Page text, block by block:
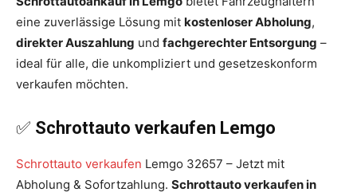
eine zuverlässige Lösung mit kostenloser Abholung,
direkter Auszahlung und fachgerechter Entsorgung –
ideal für alle, die unkompliziert und gesetzeskonform
verkaufen möchten.
✅ Schrottauto verkaufen Lemgo
Schrottauto verkaufen Lemgo 32657 – Jetzt mit
Abholung & Sofortzahlung. Schrottauto verkaufen in